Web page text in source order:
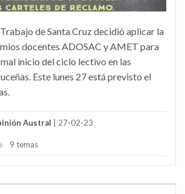
de Santa Cruz decidió aplicar la
docentes ADOSAC y AMET para
inicio del ciclo lectivo en las
Este lunes 27 está previsto el
Austral | 27-02-23
9 temas